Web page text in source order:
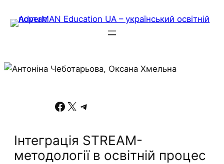
Facebook X Telegram
Інтеграція STREAM-
методології в освітній процес